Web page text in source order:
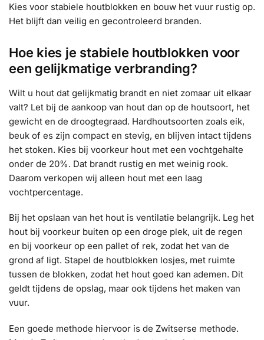
Kies voor stabiele houtblokken en bouw het vuur rustig op.
Het blijft dan veilig en gecontroleerd branden.
Hoe kies je stabiele houtblokken voor
een gelijkmatige verbranding?
Wilt u hout dat gelijkmatig brandt en niet zomaar uit elkaar
valt? Let bij de aankoop van hout dan op de houtsoort, het
gewicht en de droogtegraad. Hardhoutsoorten zoals eik,
beuk of es zijn compact en stevig, en blijven intact tijdens
het stoken. Kies bij voorkeur hout met een vochtgehalte
onder de 20%. Dat brandt rustig en met weinig rook.
Daarom verkopen wij alleen hout met een laag
vochtpercentage.
Bij het opslaan van het hout is ventilatie belangrijk. Leg het
hout bij voorkeur buiten op een droge plek, uit de regen
en bij voorkeur op een pallet of rek, zodat het van de
grond af ligt. Stapel de houtblokken losjes, met ruimte
tussen de blokken, zodat het hout goed kan ademen. Dit
geldt tijdens de opslag, maar ook tijdens het maken van
vuur.
Een goede methode hiervoor is de Zwitserse methode.